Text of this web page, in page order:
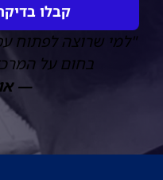
קבלו בדיקת
Alternative:
"למי שרוצה לפתוח
בחום על
—